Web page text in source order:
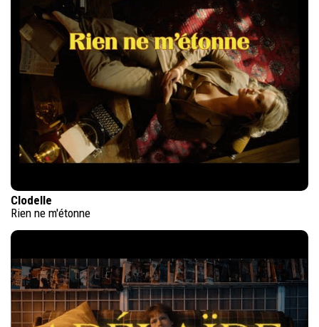
Clodelle
Rien ne m'étonne